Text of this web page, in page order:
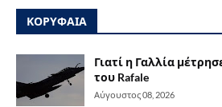
ΚΟΡΥΦΑΙΑ
Γιατί η Γαλλία
του Rafale
Αύγουστος 08, 2026